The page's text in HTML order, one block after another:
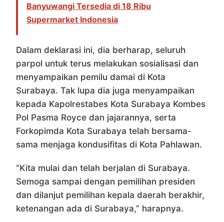
Banyuwangi Tersedia di 18 Ribu
Supermarket Indonesia
Dalam deklarasi ini, dia berharap, seluruh
parpol untuk terus melakukan sosialisasi dan
menyampaikan pemilu damai di Kota
Surabaya. Tak lupa dia juga menyampaikan
kepada Kapolrestabes Kota Surabaya Kombes
Pol Pasma Royce dan jajarannya, serta
Forkopimda Kota Surabaya telah bersama-
sama menjaga kondusifitas di Kota Pahlawan.
“Kita mulai dan telah berjalan di Surabaya.
Semoga sampai dengan pemilihan presiden
dan dilanjut pemilihan kepala daerah berakhir,
ketenangan ada di Surabaya,” harapnya.